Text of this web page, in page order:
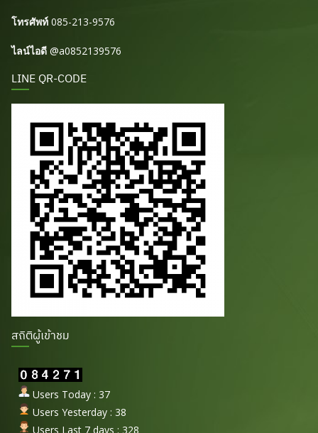
โทรศัพท์ 085-213-9576
ไลน์ไอดี @a0852139576
LINE QR-CODE
สถิติผู้เข้าชม
Users Today : 37
Users Yesterday : 38
Users Last 7 days : 328